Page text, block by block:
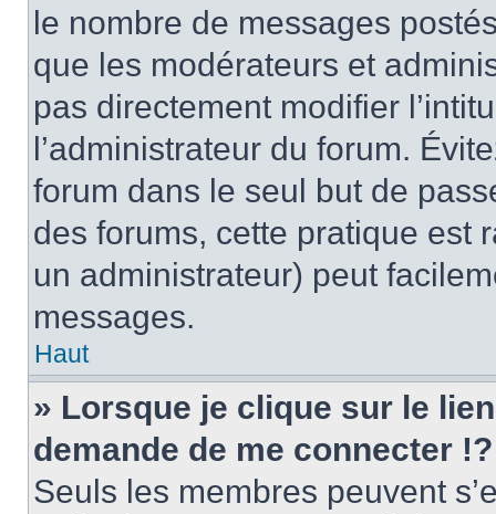
le nombre de messages
que les modérateurs et
pas directement modifier
l’administrateur du forum.
forum dans le seul but de
des forums, cette pratique est
un administrateur) peut
messages.
Haut
» Lorsque je clique sur le
demande de me connecter !?
Seuls les membres peuvent